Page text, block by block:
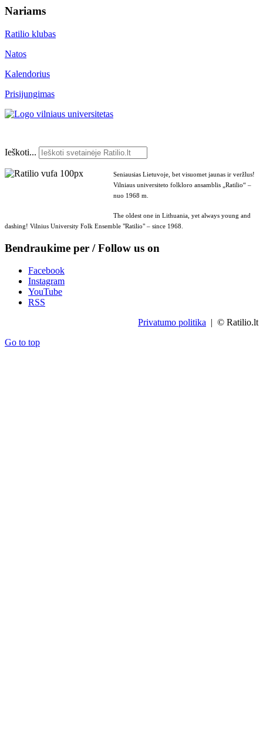
Nariams
Ratilio klubas
Natos
Kalendorius
Prisijungimas
Ieškoti...
Seniausias Lietuvoje, bet visuomet jaunas ir veržlus!
Vilniaus universiteto folkloro ansamblis „Ratilio“ –
nuo 1968 m.
The oldest one in Lithuania, yet always young and
dashing! Vilnius University Folk Ensemble "Ratilio" – since 1968.
Bendraukime per / Follow us on
Facebook
Instagram
YouTube
RSS
Privatumo politika | © Ratilio.lt
Go to top